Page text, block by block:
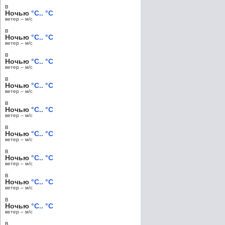
в
Ночью °C.. °C
ветер – м/c
в
Ночью °C.. °C
ветер – м/c
в
Ночью °C.. °C
ветер – м/c
в
Ночью °C.. °C
ветер – м/c
в
Ночью °C.. °C
ветер – м/c
в
Ночью °C.. °C
ветер – м/c
в
Ночью °C.. °C
ветер – м/c
в
Ночью °C.. °C
ветер – м/c
в
Ночью °C.. °C
ветер – м/c
в